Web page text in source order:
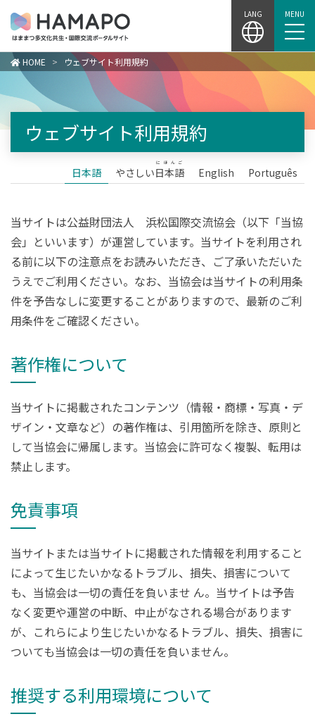
to
content
LANG MENU
HOME > ウェブサイト利用規約
ウェブサイト利用規約
日本語 やさしい日本語
にほんご
English Português
当サイトは公益財団法人 浜松国際交流協会（以下「当協
会」といいます）が運営しています。当サイトを利用され
る前に以下の注意点をお読みいただき、ご了承いただいた
うえでご利用ください。なお、当協会は当サイトの利用条
件を予告なしに変更することがありますので、最新のご利
用条件をご確認ください。
著作権について
当サイトに掲載されたコンテンツ（情報・商標・写真・デ
ザイン・文章など）の著作権は、引用箇所を除き、原則と
して当協会に帰属します。当協会に許可なく複製、転用は
禁止します。
免責事項
当サイトまたは当サイトに掲載された情報を利用すること
によって生じたいかなるトラブル、損失、損害について
も、当協会は一切の責任を負いませ ん。当サイトは予告
なく変更や運営の中断、中止がなされる場合があります
が、これらにより生じたいかなるトラブル、損失、損害に
ついても当協会は一切の責任を負いません。
推奨する利用環境について